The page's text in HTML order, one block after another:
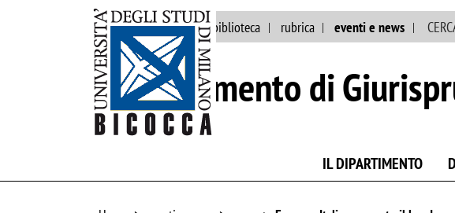
ateneo persone biblioteca rubrica eventi e news
Dipartimento di
IL DIPARTIMENTO